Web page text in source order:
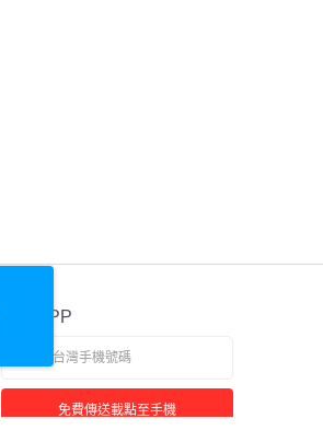
官方APP
免費傳送載點至手機